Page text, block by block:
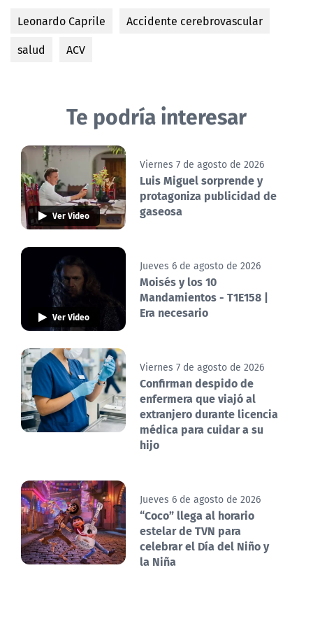
Leonardo Caprile
Accidente cerebrovascular
salud
ACV
Te podría interesar
Ver Video
Viernes 7 de agosto de 2026
Luis Miguel sorprende y
protagoniza publicidad de
gaseosa
Ver Video
Jueves 6 de agosto de 2026
Moisés y los 10
Mandamientos - T1E158 |
Era necesario
Viernes 7 de agosto de 2026
Confirman despido de
enfermera que viajó al
extranjero durante licencia
médica para cuidar a su
hijo
Jueves 6 de agosto de 2026
“Coco” llega al horario
estelar de TVN para
celebrar el Día del Niño y
la Niña